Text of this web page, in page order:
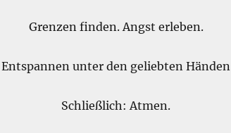
Grenzen finden. Angst erleben.
Entspannen unter den geliebten Händen
Schließlich: Atmen.